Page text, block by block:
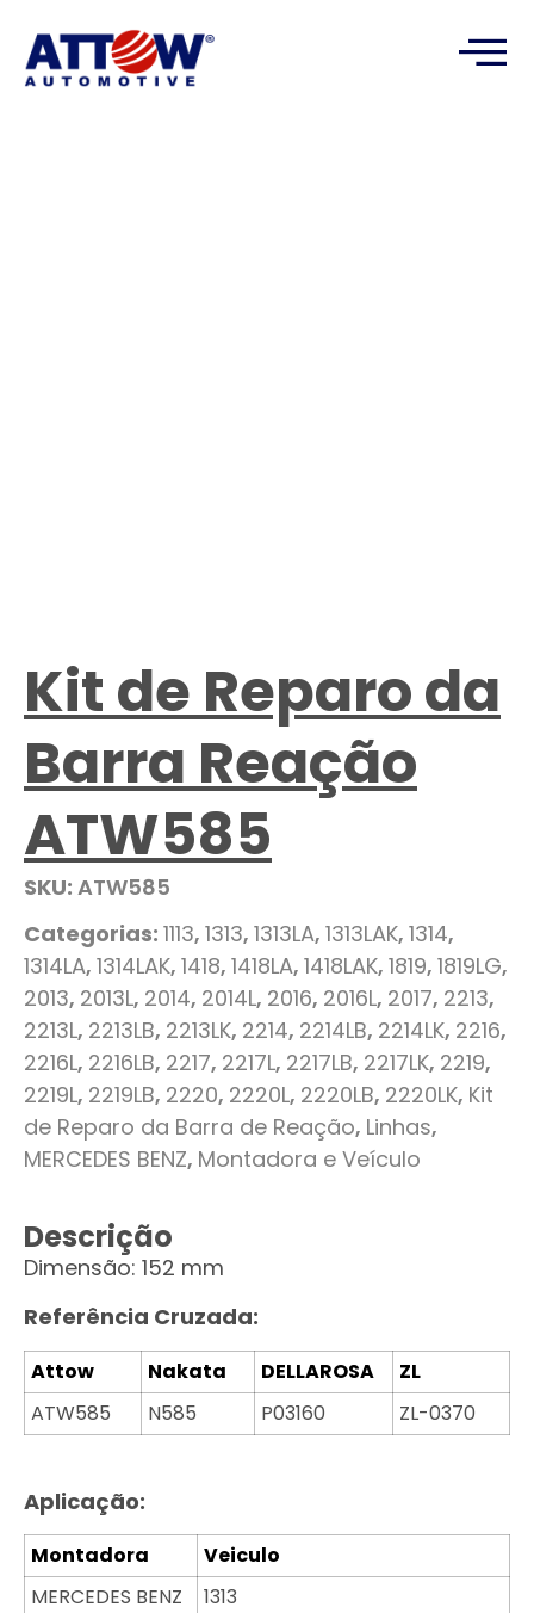
Kit de Reparo da
Barra Reação
ATW585
SKU: ATW585
Categorias: 1113, 1313, 1313LA, 1313LAK, 1314,
1314LA, 1314LAK, 1418, 1418LA, 1418LAK, 1819, 1819LG,
2013, 2013L, 2014, 2014L, 2016, 2016L, 2017, 2213,
2213L, 2213LB, 2213LK, 2214, 2214LB, 2214LK, 2216,
2216L, 2216LB, 2217, 2217L, 2217LB, 2217LK, 2219,
2219L, 2219LB, 2220, 2220L, 2220LB, 2220LK, Kit
de Reparo da Barra de Reação, Linhas,
MERCEDES BENZ, Montadora e Veículo
Descrição
Dimensão: 152 mm
Referência Cruzada:
Attow Nakata DELLAROSA
ZL
ATW585
N585 P03160 ZL-0370
Aplicação:
Montadora
Veiculo
MERCEDES BENZ
1313